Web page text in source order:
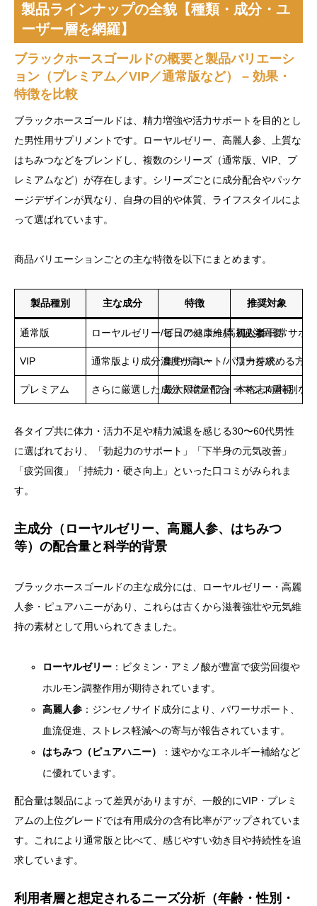
製品ラインナップの全貌【種類・成分・ユ
ーザー層を網羅】
ブラックホースゴールドの概要と製品バリエーシ
ョン（プレミアム／VIP／通常版など） – 効果・
特徴を比較
ブラックホースゴールドは、精力増強や活力サポートを目的とし
た男性用サプリメントです。ローヤルゼリー、高麗人参、上質な
はちみつなどをブレンドし、複数のシリーズ（通常版、VIP、プ
レミアムなど）が存在します。シリーズごとに成分配合やパッケ
ージデザインが異なり、自身の目的や体質、ライフスタイルによ
って選ばれています。
商品バリエーションごとの主な特徴を以下にまとめます。
製品種別 主な成分 特徴 推奨対象
通常版 ローヤルゼリー/ピュアハニー/高麗人参
毎日の健康維持・疲労回復
初心者/日常サポ
VIP 通常版より成分濃度が高い集中サポート/パワー持続
活力を求める方
プレミアム さらに厳選した成分・増量配合
最大限のパフォーマンス重視
本格志向/特別な
各タイプ共に体力・活力不足や精力減退を感じる30〜60代男性
に選ばれており、「勃起力のサポート」「下半身の元気改善」
「疲労回復」「持続力・硬さ向上」といった口コミがみられま
す。
主成分（ローヤルゼリー、高麗人参、はちみつ
等）の配合量と科学的背景
ブラックホースゴールドの主な成分には、ローヤルゼリー・高麗
人参・ピュアハニーがあり、これらは古くから滋養強壮や元気維
持の素材として用いられてきました。
ローヤルゼリー ：ビタミン・アミノ酸が豊富で疲労回復や
ホルモン調整作用が期待されています。
高麗人参 ：ジンセノサイド成分により、パワーサポート、
血流促進、ストレス軽減への寄与が報告されています。
はちみつ（ピュアハニー）
：速やかなエネルギー補給など
に優れています。
配合量は製品によって差異がありますが、一般的にVIP・プレミ
アムの上位グレードでは有用成分の含有比率がアップされていま
す。これにより通常版と比べて、感じやすい効き目や持続性を追
求しています。
利用者層と想定されるニーズ分析（年齢・性別・